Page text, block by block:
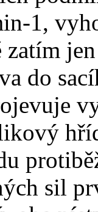
1,
zatím
do
sil